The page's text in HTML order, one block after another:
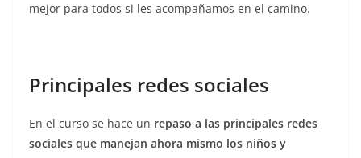
mejor para todos si les acompañamos en el camino.
Principales redes sociales
En el curso se hace un repaso a las principales redes
sociales que manejan ahora mismo los niños y